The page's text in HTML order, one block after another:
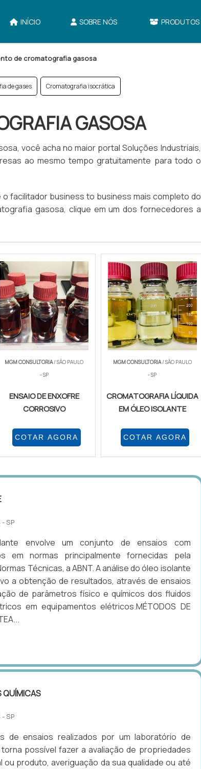
INÍCIO SOBRE NÓS PRODUTOS
de cromatografia gasosa
de gases Cromatografia isocrática
GASOSA
você acha no maior portal Soluções Industriais,
ao mesmo tempo gratuitamente para todo o
facilitador business to business mais completo do
gasosa, clique em um dos fornecedores a
MGM CONSULTORIA/ SÃO PAULO
- SP
ENSAIO DE ENXOFRE
CORROSIVO
COTAR AGORA
MGM CONSULTORIA/ SÃO PAULO
- SP
CROMATOGRAFIA LÍQUIDA
EM ÓLEO ISOLANTE
COTAR AGORA
- SP
envolve um conjunto de ensaios com
em normas principalmente fornecidas pela
Técnicas, a ABNT. A análise do óleo isolante
a obtenção de resultados, através de ensaios
de parâmetros físico e químicos dos fluidos
em equipamentos elétricos.MÉTODOS DE
QUÍMICAS
- SP
de ensaios realizados por um laboratório de
possível fazer a avaliação de propriedades
ou produto, averiguação da sua qualidade ou até